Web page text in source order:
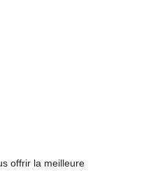
offrir la meilleure